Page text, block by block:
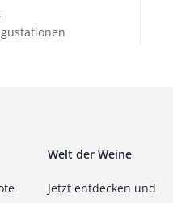
Welt der Weine
Jetzt entdecken und